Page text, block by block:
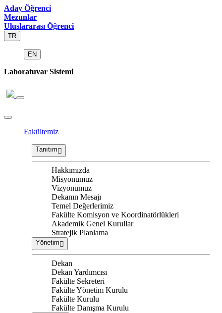
Aday Öğrenci
Mezunlar
Uluslararası Öğrenci
TR
EN
Laboratuvar Sistemi
Fakültemiz
Tanıtım
Hakkımızda
Misyonumuz
Vizyonumuz
Dekanın Mesajı
Temel Değerlerimiz
Fakülte Komisyon ve Koordinatörlükleri
Akademik Genel Kurullar
Stratejik Planlama
Yönetim
Dekan
Dekan Yardımcısı
Fakülte Sekreteri
Fakülte Yönetim Kurulu
Fakülte Kurulu
Fakülte Danışma Kurulu